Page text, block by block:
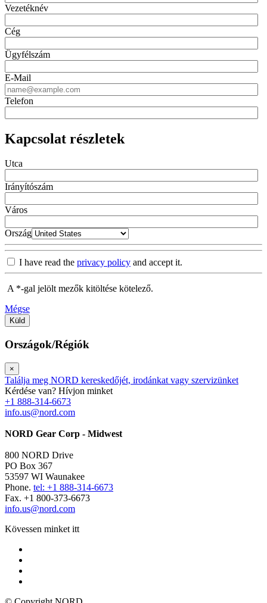
Vezetéknév
Cég
Ügyfélszám
E-Mail
Telefon
Kapcsolat részletek
Utca
Irányítószám
Város
Ország
I have read the privacy policy and accept it.
A *-gal jelölt mezők kitöltése kötelező.
Mégse
Küld
Országok/Régiók
×
Találja meg NORD kereskedőjét, irodánkat vagy szervizünket
Kérdése van? Hívjon minket
+1 888-314-6673
info.us@nord.com
NORD Gear Corp - Midwest
800 NORD Drive
PO Box 367
53597 WI Waunakee
Phone. tel: +1 888-314-6673
Fax. +1 800-373-6673
info.us@nord.com
Kövessen minket itt